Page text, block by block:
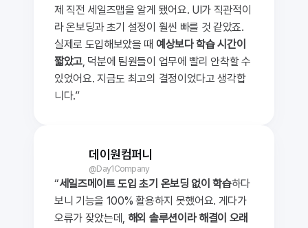
제 직전 세일즈맵을 알게 됐어요. UI가 직관적이
라 온보딩과 초기 설정이 훨씬 빠를 것 같았죠.
실제로 도입해보았을 때 예상보다 학습 시간이
짧았고, 덕분에 팀원들이 업무에 빨리 안착할 수
있었어요. 지금도 최고의 결정이었다고 생각합
니다.”
데이원컴퍼니
@Day1Company
“세일즈메이트 도입 초기 온보딩 없이 학습하다
보니 기능을 100% 활용하지 못했어요. 게다가
오류가 잦았는데, 해외 솔루션이라 해결이 오래